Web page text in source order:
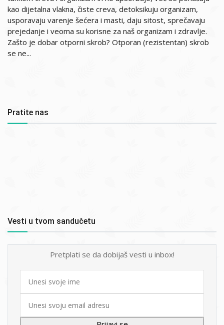
kao dijetalna vlakna, čiste creva, detoksikuju organizam,
usporavaju varenje šećera i masti, daju sitost, sprečavaju
prejedanje i veoma su korisne za naš organizam i zdravlje.
Zašto je dobar otporni skrob? Otporan (rezistentan) skrob
se ne...
Pratite nas
Vesti u tvom sandučetu
Pretplati se da dobijaš vesti u inbox!
First